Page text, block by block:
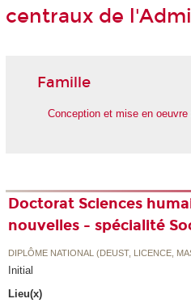
centraux de
Famille
Conception et mise en
Doctorat Sciences
nouvelles - spécialité
DIPLÔME NATIONAL (DEUST, LICENCE,
Initial
Lieu(x)